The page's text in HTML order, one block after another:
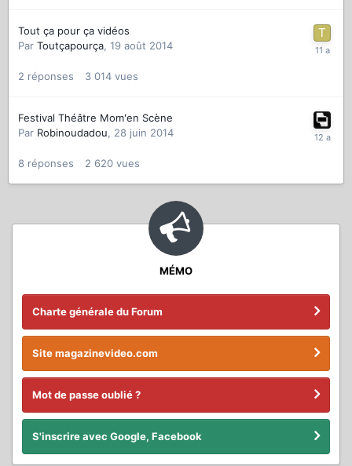
Tout ça pour ça vidéos
Par Toutçapourça, 19 août 2014
2 réponses 3 014 vues
Festival Théâtre Mom'en Scène
Par Robinoudadou, 28 juin 2014
8 réponses 2 620 vues
MÉMO
Charte générale du Forum
Site magazinevideo.com
Mot de passe oublié ?
S'inscrire avec Google, Facebook